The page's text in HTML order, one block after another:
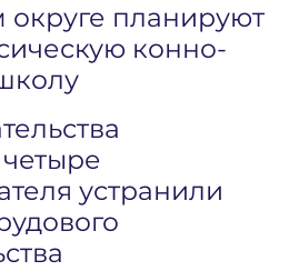
округе планируют
конно-
устранили